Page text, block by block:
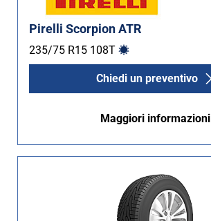
Pirelli Scorpion ATR
235/75 R15 108T
Chiedi un preventivo
Maggiori informazioni